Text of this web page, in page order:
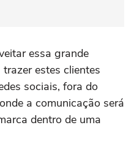
essa grande
estes clientes
sociais, fora do
a comunicação será
dentro de uma